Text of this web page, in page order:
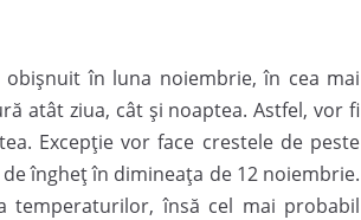
în luna noiembrie, în cea mai
atât ziua, cât și noaptea. Astfel, vor fi
Excepție vor face crestele de peste
îngheț în dimineața de 12 noiembrie.
temperaturilor, însă cel mai probabil